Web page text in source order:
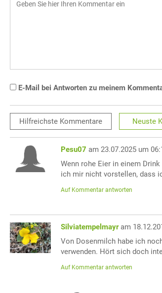
E-Mail bei Antworten zu meinem
Hilfreichste Kommentare Neuste
Pesu07 am 23.07.2025 um
Wenn rohe Eier in einem
ich mir nicht vorstellen, dass
Auf Kommentar antworten
Silviatempelmayr am
Von Dosenmilch habe ich
verwenden. Hört sich doch
Auf Kommentar antworten